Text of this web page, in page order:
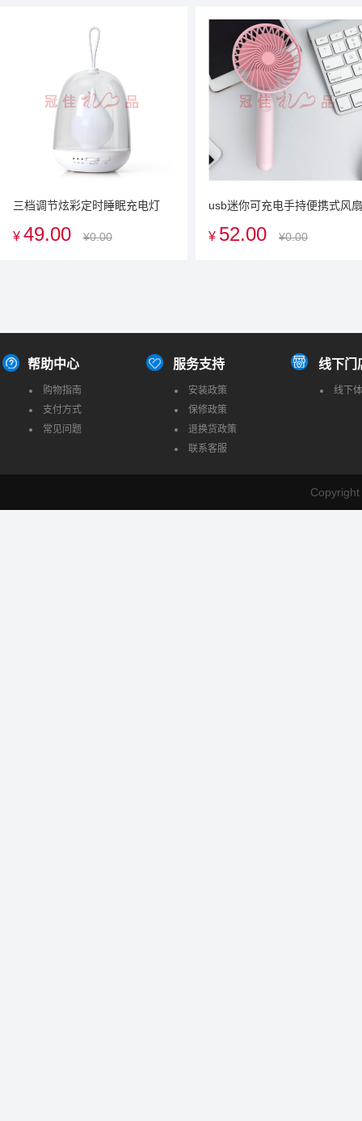
三档调节炫彩定时睡眠充电灯
商务礼品可定制
¥ 49.00 ¥0.00
usb迷你可充电手持便携式风扇
商务礼品广告礼品会议礼品可
¥ 52.00 ¥0.00
帮助中心
购物指南
支付方式
常见问题
服务支持
安装政策
保修政策
退换货政策
联系客服
线下门
线下